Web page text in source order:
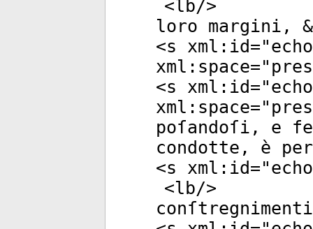
<lb/>
loro margini,
<s xml:id="
xml:space="
<s xml:id="
xml:space="
poſandoſi, e
condotte, è
<s xml:id="
<lb/>